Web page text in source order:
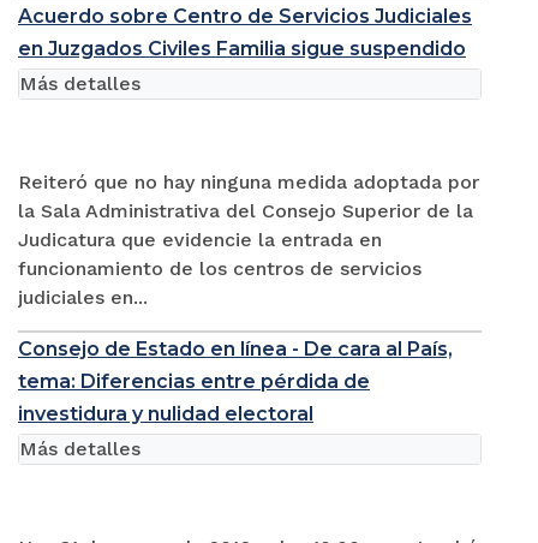
Acuerdo sobre Centro de Servicios Judiciales
en Juzgados Civiles Familia sigue suspendido
Reiteró que no hay ninguna medida adoptada por
la Sala Administrativa del Consejo Superior de la
Judicatura que evidencie la entrada en
funcionamiento de los centros de servicios
judiciales en...
Más detalles
Consejo de Estado en línea - De cara al País,
tema: Diferencias entre pérdida de
investidura y nulidad electoral
Más detalles